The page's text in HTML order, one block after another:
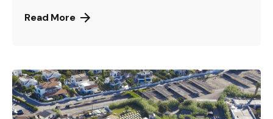
Read More
Canneto Beach